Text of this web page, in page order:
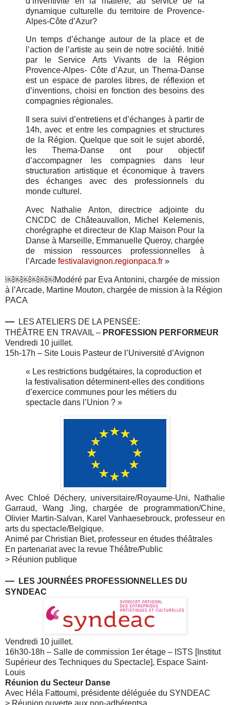
dynamique culturelle du territoire de Provence-
Alpes-Côte d’Azur?
Un temps d’échange autour de la place et de
l’action de l’artiste au sein de notre société. Initié
par le Service Arts Vivants de la Région
Provence-Alpes- Côte d’Azur, un Thema-Danse
est un espace de paroles libres, de réflexion et
d’inventions, choisi en fonction des besoins des
compagnies régionales.
Il sera suivi d’entretiens et d’échanges à partir de
14h, avec et entre les compagnies et structures
de la Région. Quelque que soit le sujet abordé,
les Thema-Danse ont pour objectif
d’accompagner les compagnies dans leur
structuration artistique et économique à travers
des échanges avec des professionnels du
monde culturel.
Avec Nathalie Anton, directrice adjointe du
CNCDC de Châteauvallon, Michel Kelemenis,
chorégraphe et directeur de Klap Maison Pour la
Danse à Marseille, Emmanuelle Queroy, chargée
de mission ressources professionnelles à
l’Arcade festivalavignon.regionpaca.fr »
￼￼￼￼￼￼Modéré par Eva Antonini, chargée de mission
à l’Arcade, Martine Mouton, chargée de mission à la Région
PACA
—
LES ATELIERS DE LA PENSÉE:
THÉÂTRE EN TRAVAIL – PROFESSION PERFORMEUR
Vendredi 10 juillet.
15h-17h – Site Louis Pasteur de l’Université d’Avignon
« Les restrictions budgétaires, la coproduction et
la festivalisation déterminent-elles des conditions
d’exercice communes pour les métiers du
spectacle dans l’Union ? »
Avec Chloé Déchery, universitaire/Royaume-Uni, Nathalie
Garraud, Wang Jing, chargée de programmation/Chine,
Olivier Martin-Salvan, Karel Vanhaesebrouck, professeur en
arts du spectacle/Belgique.
Animé par Christian Biet, professeur en études théâtrales
En partenariat avec la revue Théâtre/Public
> Réunion publique
—
LES JOURNÉES PROFESSIONNELLES DU
SYNDEAC
Vendredi 10 juillet.
16h30-18h – Salle de commission 1er étage – ISTS [Institut
Supérieur des Techniques du Spectacle], Espace Saint-
Louis
Réunion du Secteur Danse
Avec Héla Fattoumi, présidente déléguée du SYNDEAC
> Réunion ouverte aux non-adhérentsa